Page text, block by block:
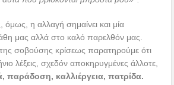
η αλλαγή σημαίνει και μία
μας αλλά στο καλό παρελθόν μας.
σοβούσης κρίσεως παρατηρούμε ότι
λέξεις, σχεδόν αποκηρυγμένες άλλοτε,
παράδοση, καλλιέργεια, πατρίδα.